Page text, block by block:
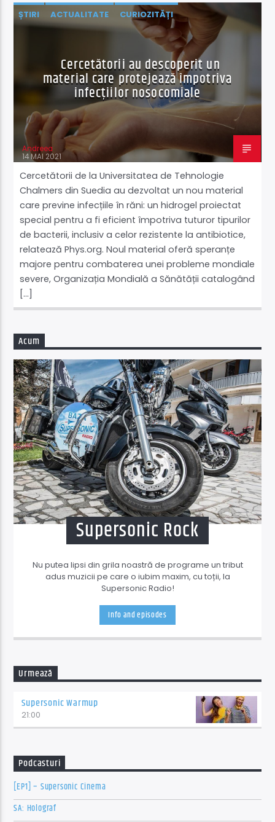
ȘTIRI ACTUALITATE
CURIOZITĂȚI
ȘTIINȚĂ ŞI TEHNOLOGIE
Cercetătorii au descoperit un
material care protejează împotriva
infecțiilor nosocomiale
Andreea
14 MAI 2021
Cercetătorii de la Universitatea de Tehnologie
Chalmers din Suedia au dezvoltat un nou material
care previne infecțiile în răni: un hidrogel proiectat
special pentru a fi eficient împotriva tuturor tipurilor
de bacterii, inclusiv a celor rezistente la antibiotice,
relatează Phys.org. Noul material oferă speranțe
majore pentru combaterea unei probleme mondiale
severe, Organizația Mondială a Sănătății catalogând
[…]
Acum
Supersonic Rock
Nu putea lipsi din grila noastră de programe un tribut
adus muzicii pe care o iubim maxim, cu toții, la
Supersonic Radio!
Info and episodes
Urmează
Supersonic Warmup
21:00
Podcasturi
[EP1] – Supersonic Cinema
SA: Holograf